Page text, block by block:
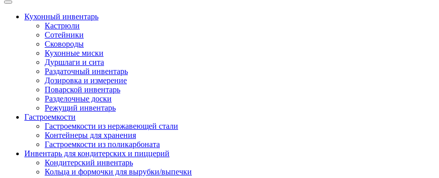
Кухонный инвентарь
Кастрюли
Сотейники
Сковороды
Кухонные миски
Дуршлаги и сита
Раздаточный инвентарь
Дозировка и измерение
Поварской инвентарь
Разделочные доски
Режущий инвентарь
Гастроемкости
Гастроемкости из нержавеющей стали
Контейнеры для хранения
Гастроемкости из поликарбоната
Инвентарь для кондитерских и пиццерий
Кондитерский инвентарь
Кольца и формочки для вырубки/выпечки